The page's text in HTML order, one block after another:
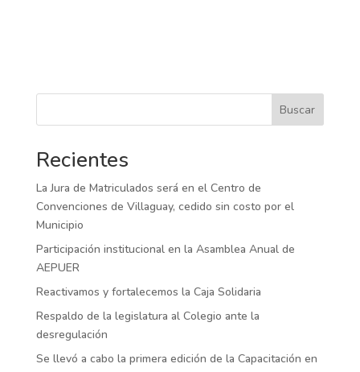
Buscar
Recientes
La Jura de Matriculados será en el Centro de
Convenciones de Villaguay, cedido sin costo por el
Municipio
Participación institucional en la Asamblea Anual de
AEPUER
Reactivamos y fortalecemos la Caja Solidaria
Respaldo de la legislatura al Colegio ante la
desregulación
Se llevó a cabo la primera edición de la Capacitación en